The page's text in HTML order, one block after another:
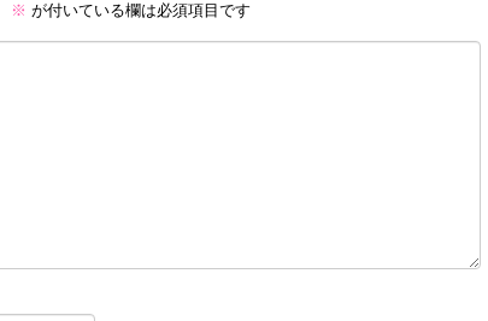
※ が付いている欄は必須項目です